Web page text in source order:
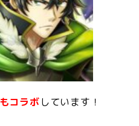
コラボしています！